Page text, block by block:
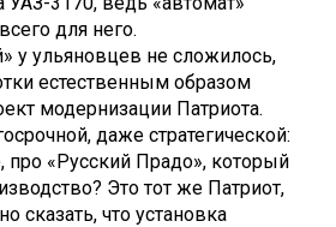
для него.
у ульяновцев не сложилось,
естественным образом
модернизации Патриота.
даже стратегической:
«Русский Прадо», который
Это тот же Патриот,
сказать, что установка